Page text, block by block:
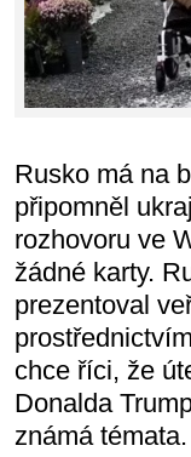
Rusko má na
připomněl
rozhovoru ve
žádné karty.
prezentoval
chce říci, že
Donalda
známá témata.